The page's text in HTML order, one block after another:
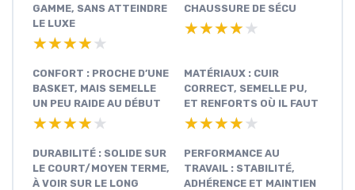
GAMME, SANS ATTEINDRE
LE LUXE
★★★★★
★★★★★
CHAUSSURE DE SÉCU
★★★★★
★★★★★
CONFORT : PROCHE D’UNE
BASKET, MAIS SEMELLE
UN PEU RAIDE AU DÉBUT
★★★★★
★★★★★
MATÉRIAUX : CUIR
CORRECT, SEMELLE PU,
ET RENFORTS OÙ IL FAUT
★★★★★
★★★★★
DURABILITÉ : SOLIDE SUR
LE COURT/MOYEN TERME,
À VOIR SUR LE LONG
PERFORMANCE AU
TRAVAIL : STABILITÉ,
ADHÉRENCE ET MAINTIEN